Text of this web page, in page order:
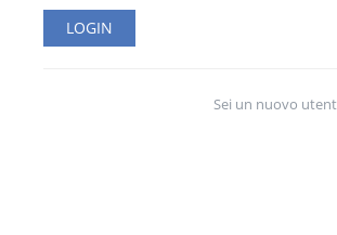
Sei un nuovo